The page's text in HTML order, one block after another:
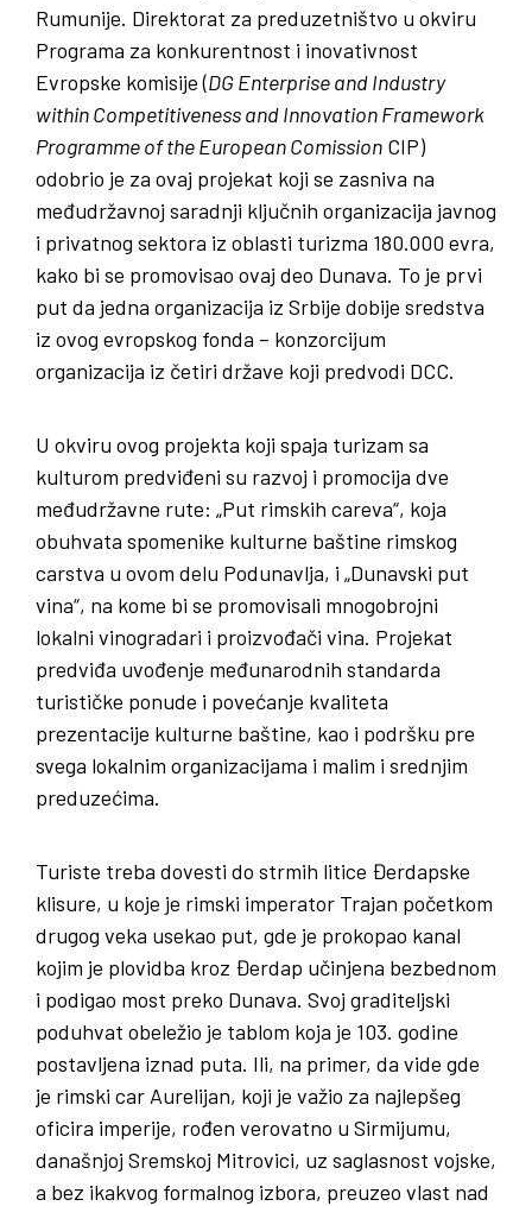
Rumunije. Direktorat za preduzetništvo u okviru
Programa za konkurentnost i inovativnost
Evropske komisije (DG Enterprise and Industry
within Competitiveness and Innovation Framework
Programme of the European Comission CIP)
odobrio je za ovaj projekat koji se zasniva na
međudržavnoj saradnji ključnih organizacija javnog
i privatnog sektora iz oblasti turizma 180.000 evra,
kako bi se promovisao ovaj deo Dunava. To je prvi
put da jedna organizacija iz Srbije dobije sredstva
iz ovog evropskog fonda – konzorcijum
organizacija iz četiri države koji predvodi DCC.
U okviru ovog projekta koji spaja turizam sa
kulturom predviđeni su razvoj i promocija dve
međudržavne rute: „Put rimskih careva“, koja
obuhvata spomenike kulturne baštine rimskog
carstva u ovom delu Podunavlja, i „Dunavski put
vina“, na kome bi se promovisali mnogobrojni
lokalni vinogradari i proizvođači vina. Projekat
predviđa uvođenje međunarodnih standarda
turističke ponude i povećanje kvaliteta
prezentacije kulturne baštine, kao i podršku pre
svega lokalnim organizacijama i malim i srednjim
preduzećima.
Turiste treba dovesti do strmih litice Đerdapske
klisure, u koje je rimski imperator Trajan početkom
drugog veka usekao put, gde je prokopao kanal
kojim je plovidba kroz Đerdap učinjena bezbednom
i podigao most preko Dunava. Svoj graditeljski
poduhvat obeležio je tablom koja je 103. godine
postavljena iznad puta. Ili, na primer, da vide gde
je rimski car Aurelijan, koji je važio za najlepšeg
oficira imperije, rođen verovatno u Sirmijumu,
današnjoj Sremskoj Mitrovici, uz saglasnost vojske,
a bez ikakvog formalnog izbora, preuzeo vlast nad